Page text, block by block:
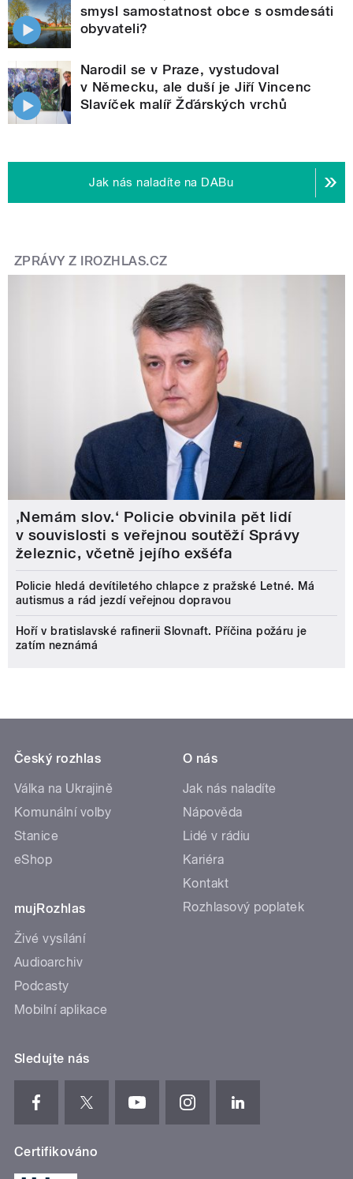
smysl samostatnost obce s osmdesáti
obyvateli?
Narodil se v Praze, vystudoval
v Německu, ale duší je Jiří Vincenc
Slavíček malíř Žďárských vrchů
Jak nás naladíte na DABu
ZPRÁVY Z IROZHLAS.CZ
‚Nemám slov.‘ Policie obvinila pět lidí
v souvislosti s veřejnou soutěží Správy
železnic, včetně jejího exšéfa
Policie hledá devítiletého chlapce z pražské Letné. Má
autismus a rád jezdí veřejnou dopravou
Hoří v bratislavské rafinerii Slovnaft. Příčina požáru je
zatím neznámá
Český rozhlas
Válka na Ukrajině
Komunální volby
Stanice
eShop
mujRozhlas
Živé vysílání
Audioarchiv
Podcasty
Mobilní aplikace
O nás
Jak nás naladíte
Nápověda
Lidé v rádiu
Kariéra
Kontakt
Rozhlasový poplatek
Sledujte nás
Certifikováno